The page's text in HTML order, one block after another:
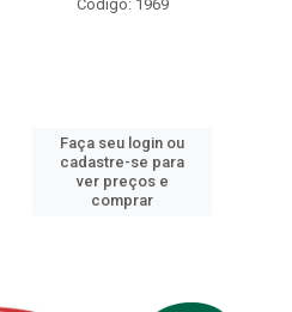
Código: 1969
Faça seu login ou
cadastre-se para
ver preços e
comprar